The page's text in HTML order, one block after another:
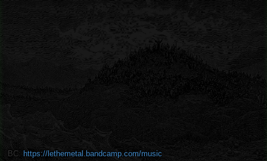
BC: https://lethemetal.bandcamp.com/music